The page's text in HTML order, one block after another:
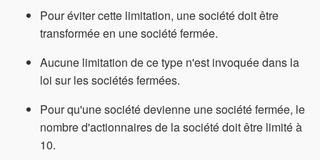
Pour éviter cette limitation, une société doit être
transformée en une société fermée.
Aucune limitation de ce type n'est invoquée dans la
loi sur les sociétés fermées.
Pour qu'une société devienne une société fermée, le
nombre d'actionnaires de la société doit être limité à
10.